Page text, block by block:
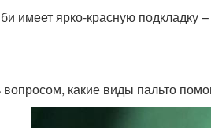
имеет ярко-красную подкладку
какие виды пальто